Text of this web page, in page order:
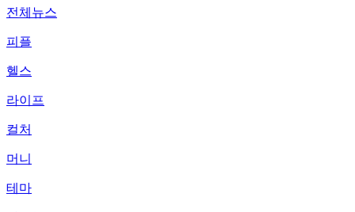
전체뉴스
피플
헬스
라이프
컬처
머니
테마